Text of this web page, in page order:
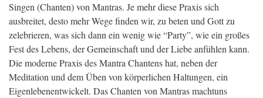
Singen (Chanten) von Mantras. Je mehr diese Praxis sich
ausbreitet, desto mehr Wege finden wir, zu beten und Gott zu
zelebrieren, was sich dann ein wenig wie “Party”, wie ein großes
Fest des Lebens, der Gemeinschaft und der Liebe anfühlen kann.
Die moderne Praxis des Mantra Chantens hat, neben der
Meditation und dem Üben von körperlichen Haltungen, ein
Eigenlebenentwickelt. Das Chanten von Mantras machtuns